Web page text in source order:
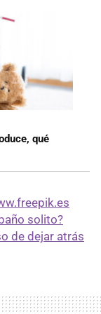
qué
solito?
de dejar atrás